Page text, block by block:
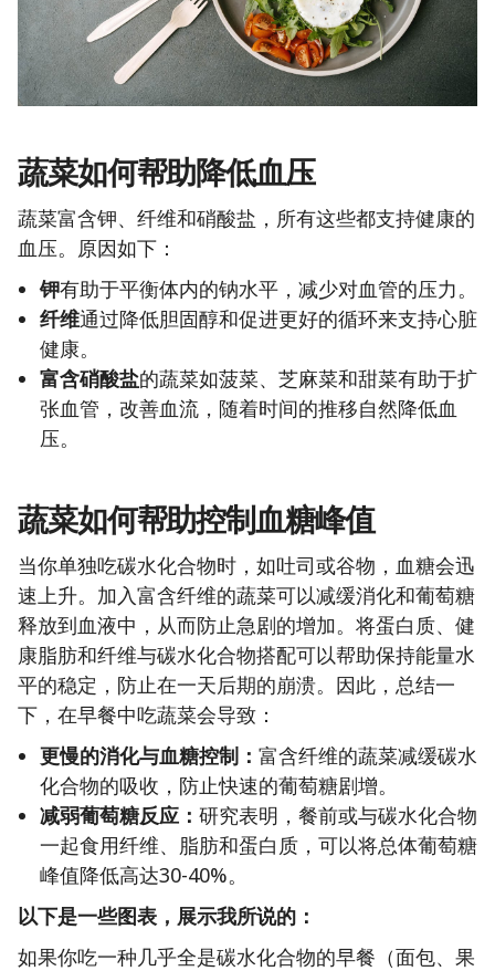
蔬菜如何帮助降低血压
蔬菜富含钾、纤维和硝酸盐，所有这些都支持健康的
血压。原因如下：
钾有助于平衡体内的钠水平，减少对血管的压力。
纤维通过降低胆固醇和促进更好的循环来支持心脏
健康。
富含硝酸盐的蔬菜如菠菜、芝麻菜和甜菜有助于扩
张血管，改善血流，随着时间的推移自然降低血
压。
蔬菜如何帮助控制血糖峰值
当你单独吃碳水化合物时，如吐司或谷物，血糖会迅
速上升。加入富含纤维的蔬菜可以减缓消化和葡萄糖
释放到血液中，从而防止急剧的增加。将蛋白质、健
康脂肪和纤维与碳水化合物搭配可以帮助保持能量水
平的稳定，防止在一天后期的崩溃。因此，总结一
下，在早餐中吃蔬菜会导致：
更慢的消化与血糖控制： 富含纤维的蔬菜减缓碳水
化合物的吸收，防止快速的葡萄糖剧增。
减弱葡萄糖反应： 研究表明，餐前或与碳水化合物
一起食用纤维、脂肪和蛋白质，可以将总体葡萄糖
峰值降低高达30-40%。
以下是一些图表，展示我所说的：
如果你吃一种几乎全是碳水化合物的早餐（面包、果